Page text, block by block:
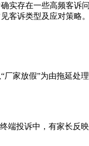
实存在一些高频客
客诉类型及应对策略。
家放假”为由拖延处
投诉中，有家长反